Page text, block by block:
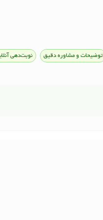
توضیحات و مشاوره دقیق نوبت‌دهی